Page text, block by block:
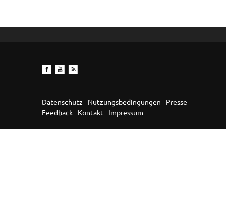
Datenschutz Nutzungsbedingungen
Presse
Feedback
Kontakt Impressum